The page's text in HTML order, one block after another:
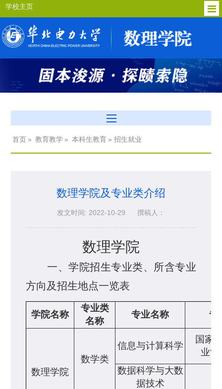
学校主页
首页 » 教育教学 » 本科生教育 » 招生就业
数理学院及专业类介绍
发文时间: 2022-10-29 撰稿人：
数理学院
一、学院招生专业类、所含专业
方向及招生地点一览表
学院名称
专业类
名称
专业名称 专
数理学院
数学类
信息与计算科学
国家
业“
数据科学与大数
据技术